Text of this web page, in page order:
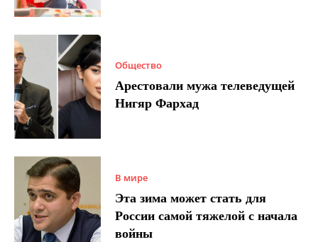
Общество
Арестовали мужа телеведущей
Нигяр Фархад
В мире
Эта зима может стать для
России самой тяжелой с начала
войны